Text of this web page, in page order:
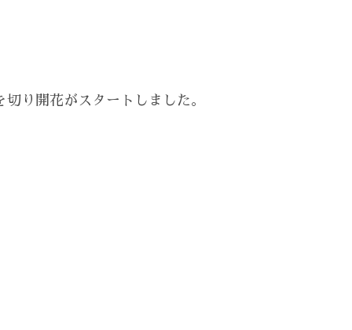
り開花がスタートしました。